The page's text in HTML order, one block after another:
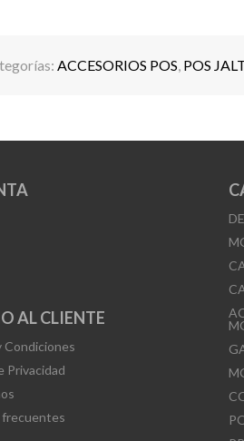
ACCESORIOS POS, POS
AL CLIENTE
Condiciones
Privacidad
frecuentes